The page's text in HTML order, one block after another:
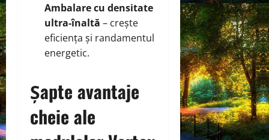
Ambalare cu densitate
ultra‑înaltă – crește
eficiența și randamentul
energetic.
Șapte avantaje
cheie ale